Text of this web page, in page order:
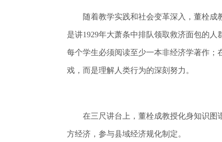
随着教学实践和社会变革深入，董栓成教
是讲1929年大萧条中排队领取救济面包的
每个学生必须阅读至少一本非经济学著作
戏，而是理解人类行为的深刻努力。
在三尺讲台上，董栓成教授化身知识图谱
方经济，参与县域经济规化制定。